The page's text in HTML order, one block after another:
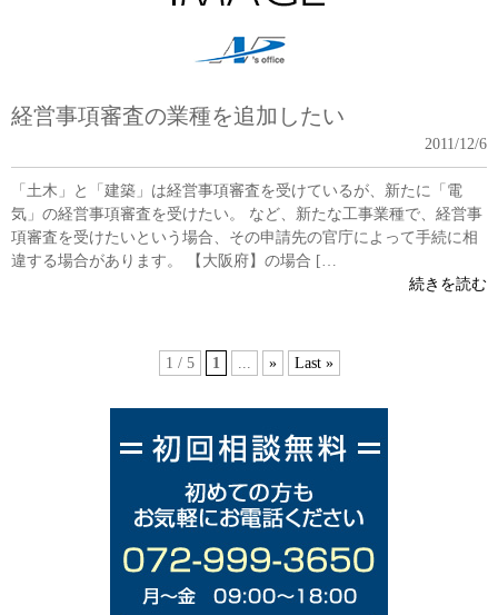
経営事項審査の業種を追加したい
2011/12/6
「土木」と「建築」は経営事項審査を受けているが、新たに「電
気」の経営事項審査を受けたい。 など、新たな工事業種で、経営事
項審査を受けたいという場合、その申請先の官庁によって手続に相
違する場合があります。 【大阪府】の場合 […
続きを読む
1 / 5 1 ... » Last »